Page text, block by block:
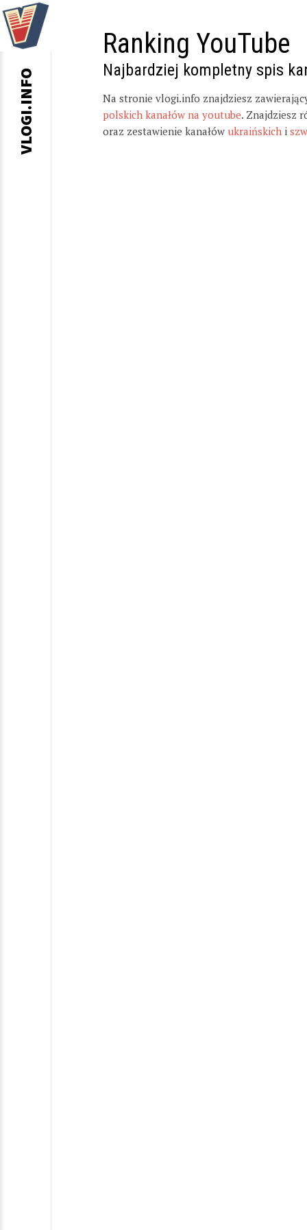
Ranking YouTube
Najbardziej kompletny spis
Na stronie vlogi.info znajdziesz
polskich kanałów na youtube. Znajdziesz
oraz zestawienie kanałów ukraińskich i
VLOGI.INFO